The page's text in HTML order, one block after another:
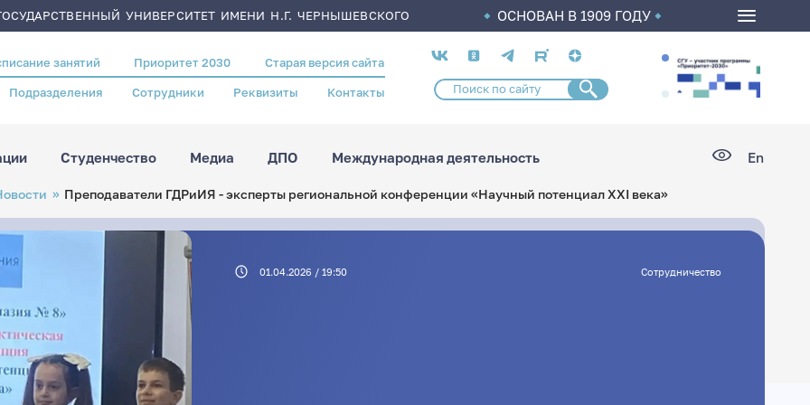
УНИВЕРСИТЕТ ИМЕНИ Н.Г. ЧЕРНЫШЕВСКОГО ОСНОВАН В 1909 ГОДУ
занятий Приоритет 2030 Старая версия сайта
Подразделения Сотрудники Реквизиты Контакты
Социальные
сети
Студенчество Медиа ДПО Международная деятельность En
Преподаватели ГДРиИЯ - эксперты региональной конференции «Научный потенциал XXI века»
01.04.2026 / 19:50 Сотрудничество